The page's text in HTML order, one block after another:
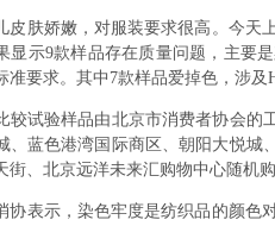
肤娇嫩，对服装要求很高。今天上
显示9款样品存在质量问题，主要
准要求。其中7款样品爱掉色，涉
试验样品由北京市消费者协会的工
、蓝色港湾国际商区、朝阳大悦城
街、北京远洋未来汇购物中心随机
表示，染色牢度是纺织品的颜色